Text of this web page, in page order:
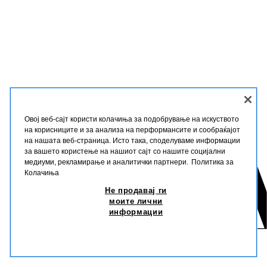
Овој веб-сајт користи колачиња за подобрување на искуството
на корисниците и за анализа на перформансите и сообраќајот
на нашата веб-страница. Исто така, споделуваме информации
за вашето користење на нашиот сајт со нашите социјални
медиуми, рекламирање и аналитички партнери. Политика за
Колачиња
Не продавај ги
моите лични
информации